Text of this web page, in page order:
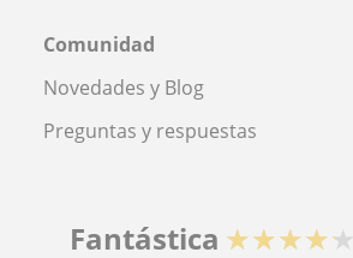
Comunidad
Novedades y Blog
Preguntas y respuestas
Fantástica ★★★★★